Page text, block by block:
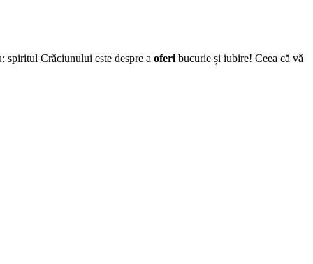
spiritul Crăciunului este despre a oferi bucurie și iubire! Ceea că vă